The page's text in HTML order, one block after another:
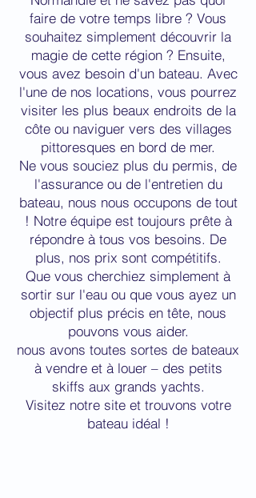
faire de votre temps libre ? Vous
souhaitez simplement découvrir la
magie de cette région ? Ensuite,
vous avez besoin d'un bateau. Avec
l'une de nos locations, vous pourrez
visiter les plus beaux endroits de la
côte ou naviguer vers des villages
pittoresques en bord de mer.
Ne vous souciez plus du permis, de
l'assurance ou de l'entretien du
bateau, nous nous occupons de tout
! Notre équipe est toujours prête à
répondre à tous vos besoins. De
plus, nos prix sont compétitifs.
Que vous cherchiez simplement à
sortir sur l'eau ou que vous ayez un
objectif plus précis en tête, nous
pouvons vous aider.
nous avons toutes sortes de bateaux
à vendre et à louer – des petits
skiffs aux grands yachts.
Visitez notre site et trouvons votre
bateau idéal !